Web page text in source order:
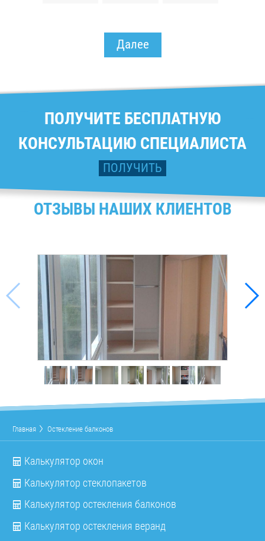
Далее
ПОЛУЧИТЕ БЕСПЛАТНУЮ
КОНСУЛЬТАЦИЮ СПЕЦИАЛИСТА
ПОЛУЧИТЬ
ОТЗЫВЫ НАШИХ КЛИЕНТОВ
Главная Остекление балконов
Калькулятор окон
Калькулятор стеклопакетов
Калькулятор остекления балконов
Калькулятор остекления веранд